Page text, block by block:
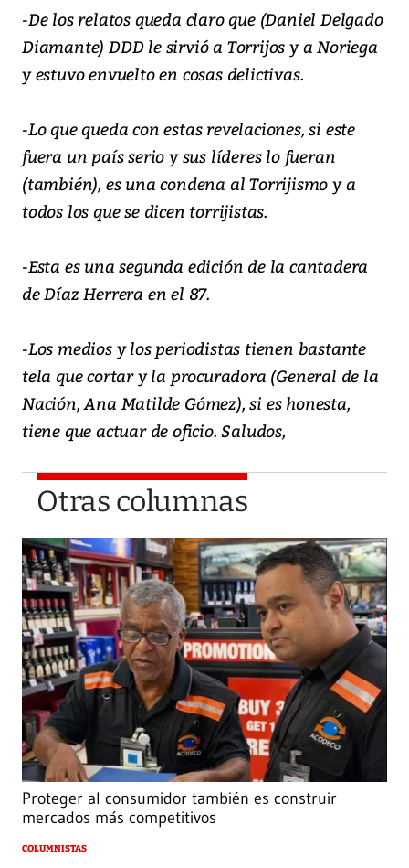
-De los relatos queda claro que (Daniel Delgado
Diamante) DDD le sirvió a Torrijos y a Noriega
y estuvo envuelto en cosas delictivas.
-Lo que queda con estas revelaciones, si este
fuera un país serio y sus líderes lo fueran
(también), es una condena al Torrijismo y a
todos los que se dicen torrijistas.
-Esta es una segunda edición de la cantadera
de Díaz Herrera en el 87.
-Los medios y los periodistas tienen bastante
tela que cortar y la procuradora (General de la
Nación, Ana Matilde Gómez), si es honesta,
tiene que actuar de oficio. Saludos,
Otras columnas
Proteger al consumidor también es construir
mercados más competitivos
COLUMNISTAS